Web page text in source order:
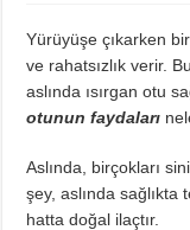
Yağ Yakan Yiyecekler
Yulaflı Diyet Mozaik Pasta
Dukan patlıcan kebabı
Yürüyüşe çıkarken
ve rahatsızlık verir.
aslında ısırgan otu
otunun faydaları
Aslında, birçokları
şey, aslında sağlıkta
hatta doğal ilaçtır.